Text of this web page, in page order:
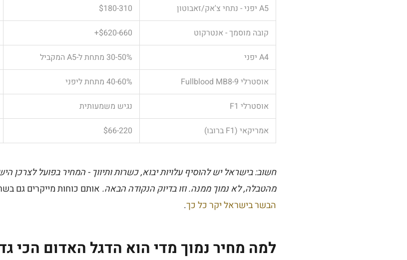
A5 יפני - נתחי צ'אק/זאבוטון $180-310
קובה מוסמך - אנטרקוט $620-660+
A4 יפני 30-50% מתחת ל-A5 המקביל
אוסטרלי Fullblood MB8-9 40-60% מתחת ליפני
אוסטרלי F1 נגיש משמעותית
אמריקאי (F1 ברובו) $66-220
חשוב: בישראל יש להוסיף עלויות יבוא, כשרות ותיווך - המחיר בפועל לצרכן
מהטבלה, לא נמוך ממנה. וזו בדיוק הנקודה הבאה. אותם כוחות מייקרים גם
הבשר בישראל יקר כל כך.
למה מחיר נמוך מדי הוא הדגל האדום הכי